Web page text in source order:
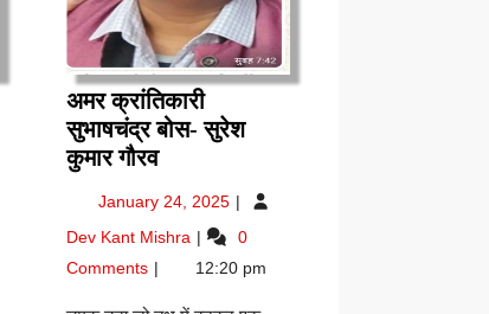
अमर क्रांतिकारी
सुभाषचंद्र बोस- सुरेश
कुमार गौरवअमर
सुभाषचंद्र
बोस-
सुरेश
January 24, 2025 January
2025
Dev Kant Mishra अमर
सुभाषचंद्र
0
Comments
12:20 pm